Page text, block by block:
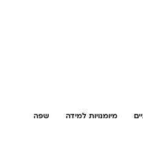
מיומנויות למידה שפה